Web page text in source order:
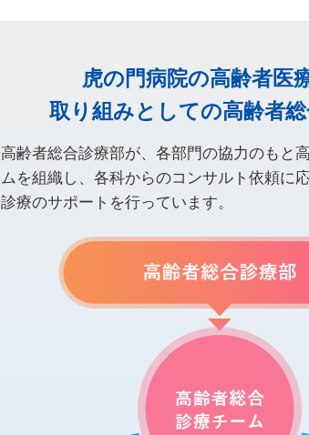
虎の門病院の高齢者医
取り組みとしての高齢者
高齢者総合診療部が、各部門の協力のもと
ムを組織し、各科からのコンサルト依頼に
診療のサポートを行っています。